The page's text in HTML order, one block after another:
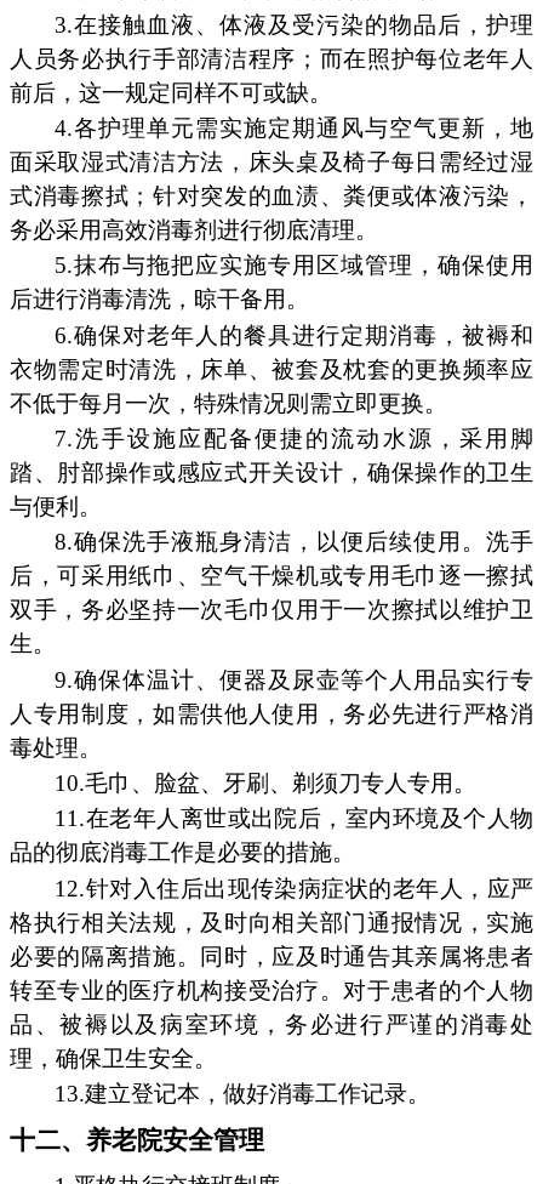
3.在接触血液、体液及受污染的物品后，护理
人员务必执行手部清洁程序；而在照护每位老年人
前后，这一规定同样不可或缺。
4.各护理单元需实施定期通风与空气更新，地
面采取湿式清洁方法，床头桌及椅子每日需经过湿
式消毒擦拭；针对突发的血渍、粪便或体液污染，
务必采用高效消毒剂进行彻底清理。
5.抹布与拖把应实施专用区域管理，确保使用
后进行消毒清洗，晾干备用。
6.确保对老年人的餐具进行定期消毒，被褥和
衣物需定时清洗，床单、被套及枕套的更换频率应
不低于每月一次，特殊情况则需立即更换。
7.洗手设施应配备便捷的流动水源，采用脚
踏、肘部操作或感应式开关设计，确保操作的卫生
与便利。
8.确保洗手液瓶身清洁，以便后续使用。洗手
后，可采用纸巾、空气干燥机或专用毛巾逐一擦拭
双手，务必坚持一次毛巾仅用于一次擦拭以维护卫
生。
9.确保体温计、便器及尿壶等个人用品实行专
人专用制度，如需供他人使用，务必先进行严格消
毒处理。
10.毛巾、脸盆、牙刷、剃须刀专人专用。
11.在老年人离世或出院后，室内环境及个人物
品的彻底消毒工作是必要的措施。
12.针对入住后出现传染病症状的老年人，应严
格执行相关法规，及时向相关部门通报情况，实施
必要的隔离措施。同时，应及时通告其亲属将患者
转至专业的医疗机构接受治疗。对于患者的个人物
品、被褥以及病室环境，务必进行严谨的消毒处
理，确保卫生安全。
13.建立登记本，做好消毒工作记录。
十二、养老院安全管理